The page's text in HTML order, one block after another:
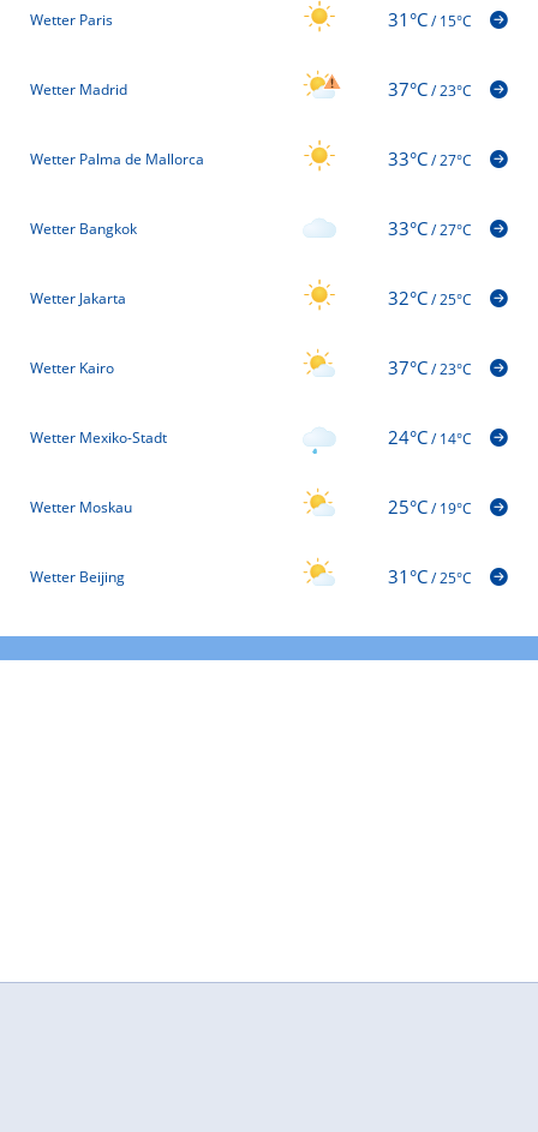
Wetter Paris 31°C/15°C
Wetter Madrid 37°C/23°C
Wetter Palma de Mallorca 33°C/27°C
Wetter Bangkok 33°C/27°C
Wetter Jakarta 32°C/25°C
Wetter Kairo 37°C/23°C
Wetter Mexiko-Stadt 24°C/14°C
Wetter Moskau 25°C/19°C
Wetter Beijing 31°C/25°C